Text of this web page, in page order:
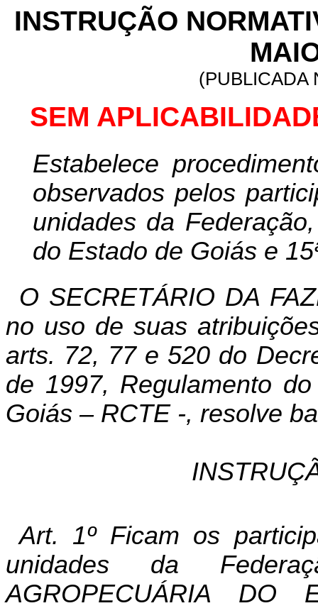
INSTRUÇÃO
(PUBLICADA
SEM
Estabelece
observados pelos
unidades da
do Estado de Goiás e
O SECRETÁRIO DA
no uso de suas
arts. 72, 77 e 520 do
de 1997, Regulamento
Goiás – RCTE -, resolve
Art. 1º Ficam os
unidades da
AGROPECUÁRIA